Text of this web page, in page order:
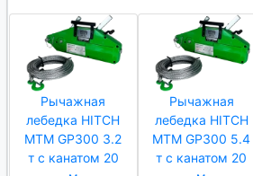
Рычажная
лебедка HITCH
МТМ GP300 3.2
т с канатом 20
Рычажная
лебедка HITCH
МТМ GP300 5.4
т с канатом 20